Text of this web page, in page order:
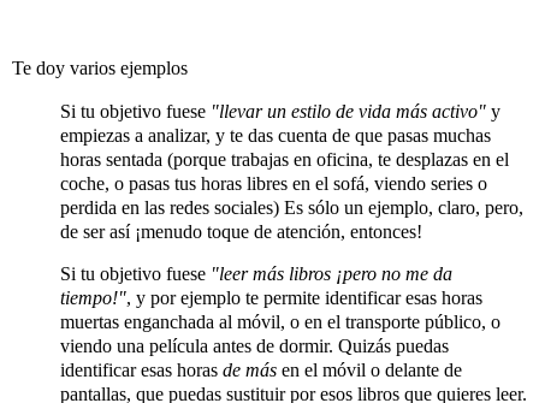
Te doy varios ejemplos
Si tu objetivo fuese "llevar un estilo de vida más activo" y
empiezas a analizar, y te das cuenta de que pasas muchas
horas sentada (porque trabajas en oficina, te desplazas en el
coche, o pasas tus horas libres en el sofá, viendo series o
perdida en las redes sociales) Es sólo un ejemplo, claro, pero,
de ser así ¡menudo toque de atención, entonces!
Si tu objetivo fuese "leer más libros ¡pero no me da
tiempo!", y por ejemplo te permite identificar esas horas
muertas enganchada al móvil, o en el transporte público, o
viendo una película antes de dormir. Quizás puedas
identificar esas horas de más en el móvil o delante de
pantallas, que puedas sustituir por esos libros que quieres leer.